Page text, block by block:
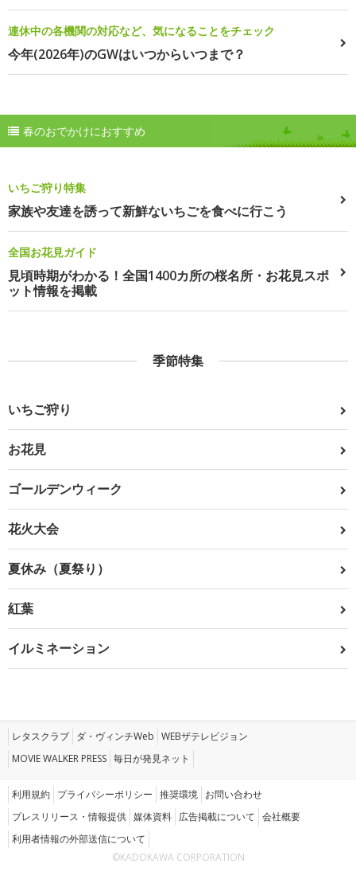
連休中の各機関の対応など、気になることをチェック
今年(2026年)のGWはいつからいつまで？
春のおでかけにおすすめ
いちご狩り特集
家族や友達を誘って新鮮ないちごを食べに行こう
全国お花見ガイド
見頃時期がわかる！全国1400カ所の桜名所・お花見スポ
ット情報を掲載
季節特集
いちご狩り
お花見
ゴールデンウィーク
花火大会
夏休み（夏祭り）
紅葉
イルミネーション
レタスクラブ ダ・ヴィンチWeb WEBザテレビジョン
MOVIE WALKER PRESS 毎日が発見ネット
利用規約 プライバシーポリシー 推奨環境 お問い合わせ
プレスリリース・情報提供 媒体資料 広告掲載について 会社概要
利用者情報の外部送信について
©KADOKAWA CORPORATION